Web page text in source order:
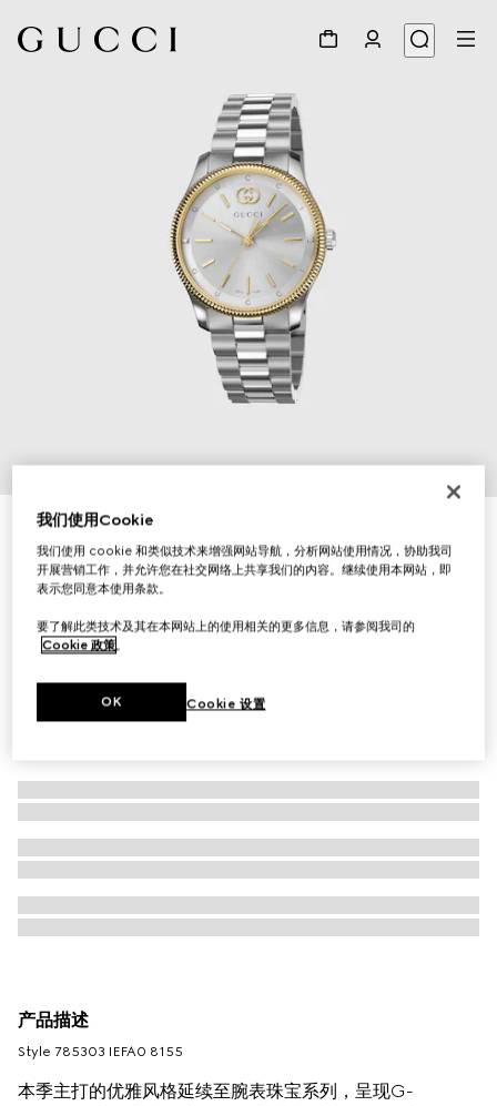
G-Timeless系列腕表，29毫米
€ 1.500
产品描述
Style ‎785303 IEFA0 8155
本季主打的优雅风格延续至腕表珠宝系列，呈现G-
我们使用Cookie
我们使用 cookie 和类似技术来增强网站导航，分析网站使用情况，协助我司
开展营销工作，并允许您在社交网络上共享我们的内容。继续使用本网站，即
表示您同意本使用条款。
要了解此类技术及其在本网站上的使用相关的更多信息，请参阅我司的
Cookie 政策。
Cookie 设置
OK